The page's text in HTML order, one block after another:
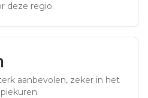
deze regio.
aanbevolen, zeker in het